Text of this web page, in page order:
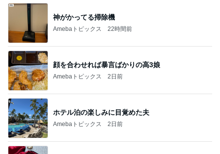
神がかってる掃除機
Amebaトピックス 22時間前
顔を合わせれば暴言ばかりの高3娘
Amebaトピックス 2日前
ホテル泊の楽しみに目覚めた夫
Amebaトピックス 2日前